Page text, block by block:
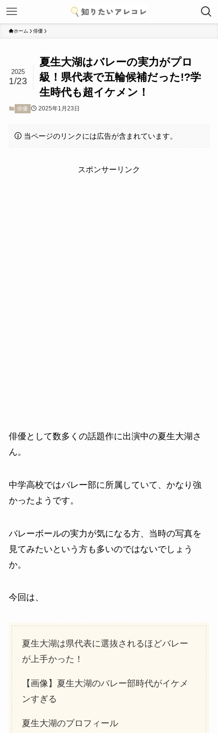
ホーム 俳優
夏生大湖はバレーの実力がプロ
級！県代表で五輪候補だった!?学
生時代も超イケメン！
2025
1/23
俳優 2025年1月23日
当ページのリンクには広告が含まれています。
スポンサーリンク
俳優として数多くの話題作に出演中の夏生大湖さ
ん。
中学高校ではバレー部に所属していて、かなり強
かったようです。
バレーボールの実力が気になる方、当時の写真を
見てみたいという方も多いのではないでしょう
か。
今回は、
夏生大湖は県代表に選抜されるほどバレー
が上手かった！
【画像】夏生大湖のバレー部時代がイケメ
ンすぎる
夏生大湖のプロフィール